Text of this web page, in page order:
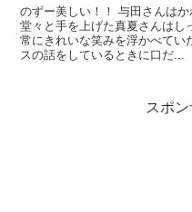
のずー美しい！！ 与田さんは
堂々と手を上げた真夏さんはし
常にきれいな笑みを浮かべてい
スの話をしているときに口だ...
スポ